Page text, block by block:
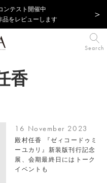
ンテスト開催中
品をレビューします
Search
香
16 November 2023
殿村任香 『ゼィコードゥミ
ーユカリ』新装版刊行記念
展、会期最終日にはトーク
イベントも